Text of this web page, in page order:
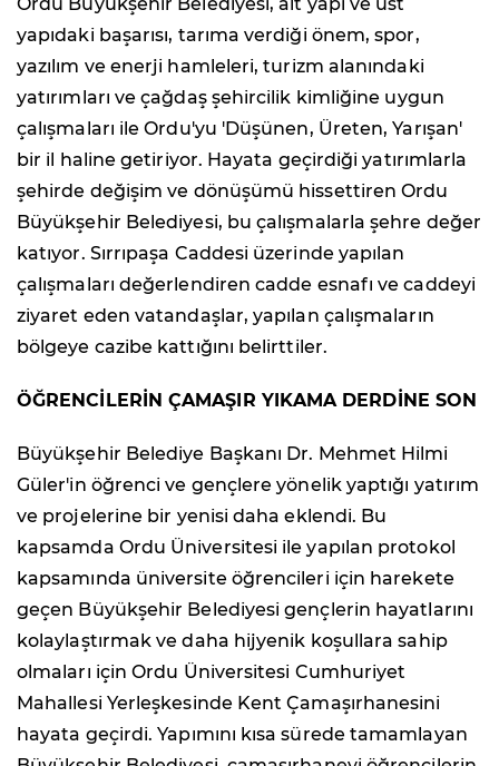
yapıdaki başarısı, tarıma verdiği önem, spor,
yazılım ve enerji hamleleri, turizm alanındaki
yatırımları ve çağdaş şehircilik kimliğine uygun
çalışmaları ile Ordu'yu 'Düşünen, Üreten, Yarışan'
bir il haline getiriyor. Hayata geçirdiği yatırımlarla
şehirde değişim ve dönüşümü hissettiren Ordu
Büyükşehir Belediyesi, bu çalışmalarla şehre değer
katıyor. Sırrıpaşa Caddesi üzerinde yapılan
çalışmaları değerlendiren cadde esnafı ve caddeyi
ziyaret eden vatandaşlar, yapılan çalışmaların
bölgeye cazibe kattığını belirttiler.
ÖĞRENCİLERİN ÇAMAŞIR YIKAMA DERDİNE SON
Büyükşehir Belediye Başkanı Dr. Mehmet Hilmi
Güler'in öğrenci ve gençlere yönelik yaptığı yatırım
ve projelerine bir yenisi daha eklendi. Bu
kapsamda Ordu Üniversitesi ile yapılan protokol
kapsamında üniversite öğrencileri için harekete
geçen Büyükşehir Belediyesi gençlerin hayatlarını
kolaylaştırmak ve daha hijyenik koşullara sahip
olmaları için Ordu Üniversitesi Cumhuriyet
Mahallesi Yerleşkesinde Kent Çamaşırhanesini
hayata geçirdi. Yapımını kısa sürede tamamlayan